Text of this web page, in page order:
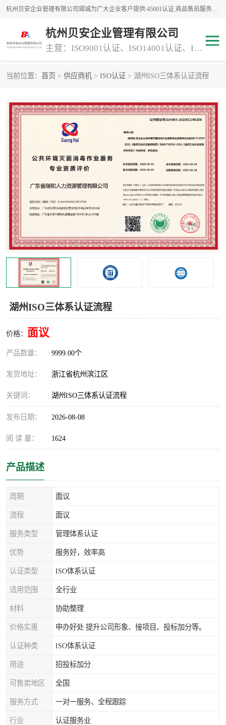
杭州贝安企业管理有限公司竭诚为广大企业客户提供:45001认证,商品售后服务认证,CE认证,知识产权体系认证,iso体系认证等服务,公司提供一条认证服务,方便快捷.
杭州贝安企业管理有限公司
主营：ISO9001认证、ISO14001认证、ISO认证、ISO22000认证、ISO/TS16949认证,FSC森林认证
当前位置： 首页 > 供应商机 > ISO认证 > 湖州ISO三体系认证流程
湖州ISO三体系认证流程
价格： 面议
产品数量： 9999.00个
发货地址： 浙江省杭州滨江区
关键词： 湖州ISO三体系认证流程
发布日期： 2026-08-08
阅 读 量： 1624
产品描述
周期 面议
流程 面议
服务类型 管理体系认证
优势 服务好，效率高
认证类型 ISO体系认证
适用范围 全行业
材料 协助整理
价格实惠 申办好处 提升公司形象、接项目、投标加分等。
认证种类 ISO体系认证
用途 招投标加分
可售卖地区 全国
服务方式 一对一服务、全程跟踪
行业 认证服务业
专业资质评价证书(1) ISO9000
ISO14000 45001认证
GJB 9001C-2017 知识产权体系认证
工程承包 交通运输服务
ITSS认证 消防设施工程专业承包
交通运输服务认证 CCRC认证
ISO9001认证
ISO认证
CCC认证
TS16949认证
iso22000认证